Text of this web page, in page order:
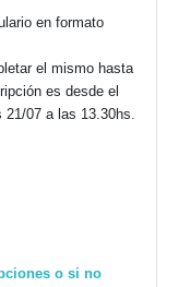
en formato
el mismo hasta
es desde el
21/07 a las 13.30hs.
o si no